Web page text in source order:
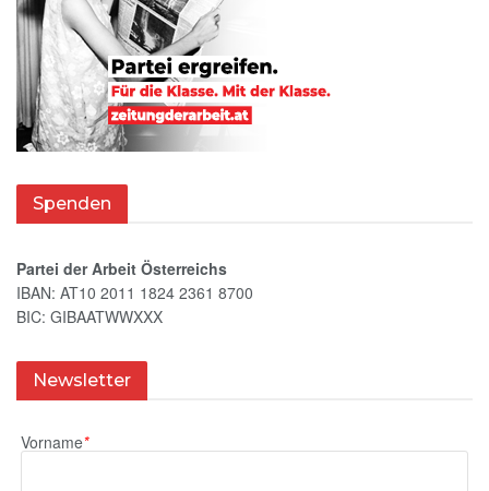
Spenden
Partei der Arbeit Österreichs
IBAN: AT10 2011 1824 2361 8700
BIC: GIBAATWWXXX
Newsletter
Vorname*